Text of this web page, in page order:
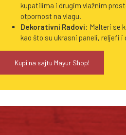
kupatilima i drugim vlažnim
otpornost na vlagu.
Dekorativni Radovi: Malteri se
kao što su ukrasni paneli, reljefi
Kupi na sajtu Mayur Shop!